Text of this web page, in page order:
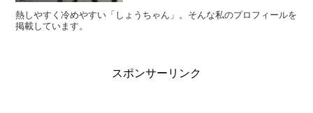
熱しやすく冷めやすい「しょうちゃん」。そんな私のプロフィールを
掲載しています。
スポンサーリンク